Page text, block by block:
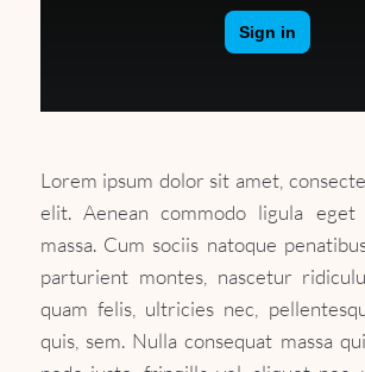
Lorem ipsum dolor sit amet,
elit. Aenean commodo ligula eget
massa. Cum sociis natoque
parturient montes, nascetur
quam felis, ultricies nec,
quis, sem. Nulla consequat massa